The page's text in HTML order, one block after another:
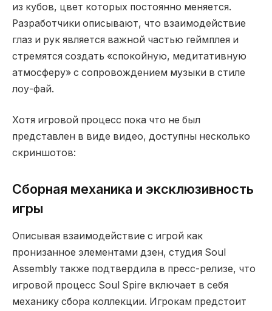
из кубов, цвет которых постоянно меняется.
Разработчики описывают, что взаимодействие
глаз и рук является важной частью геймплея и
стремятся создать «спокойную, медитативную
атмосферу» с сопровождением музыки в стиле
лоу-фай.
Хотя игровой процесс пока что не был
представлен в виде видео, доступны несколько
скриншотов:
Сборная механика и эксклюзивность
игры
Описывая взаимодействие с игрой как
пронизанное элементами дзен, студия Soul
Assembly также подтвердила в пресс-релизе, что
игровой процесс Soul Spire включает в себя
механику сбора коллекции. Игрокам предстоит